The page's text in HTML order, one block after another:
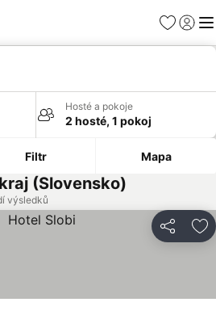
Oblíbené
Hosté a pokoje
2 hosté, 1 pokoj
Filtr Mapa
(Slovensko)
výsledků
Sdílet